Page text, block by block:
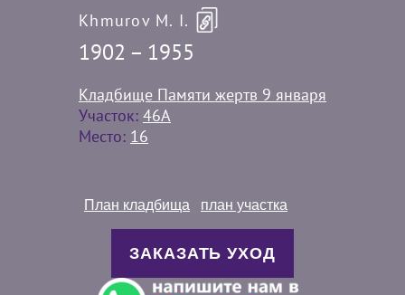
Khmurov M. I.
1902 – 1955
Кладбище Памяти жертв 9 января
Участок: 46A
Место: 16
План кладбища план участка
ЗАКАЗАТЬ УХОД